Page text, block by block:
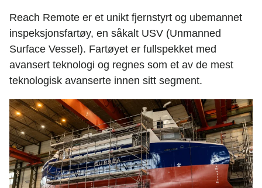
Reach Remote er et unikt fjernstyrt og ubemannet
inspeksjonsfartøy, en såkalt USV (Unmanned
Surface Vessel). Fartøyet er fullspekket med
avansert teknologi og regnes som et av de mest
teknologisk avanserte innen sitt segment.